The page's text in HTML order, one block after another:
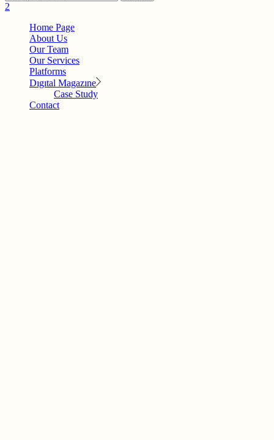
Home Page
About Us
Our Team
Our Services
Platforms
Dıgıtal Magazıne
Case Study
Contact